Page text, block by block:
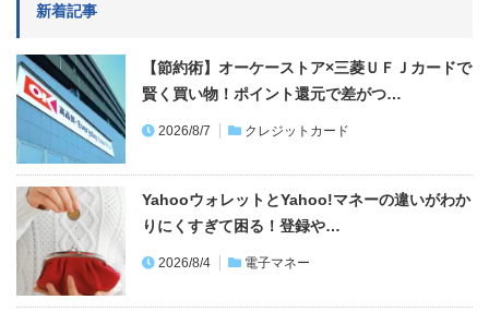
新着記事
【節約術】オーケーストア×三菱ＵＦＪカードで
賢く買い物！ポイント還元で差がつ…
2026/8/7 クレジットカード
YahooウォレットとYahoo!マネーの違いがわか
りにくすぎて困る！登録や…
2026/8/4 電子マネー